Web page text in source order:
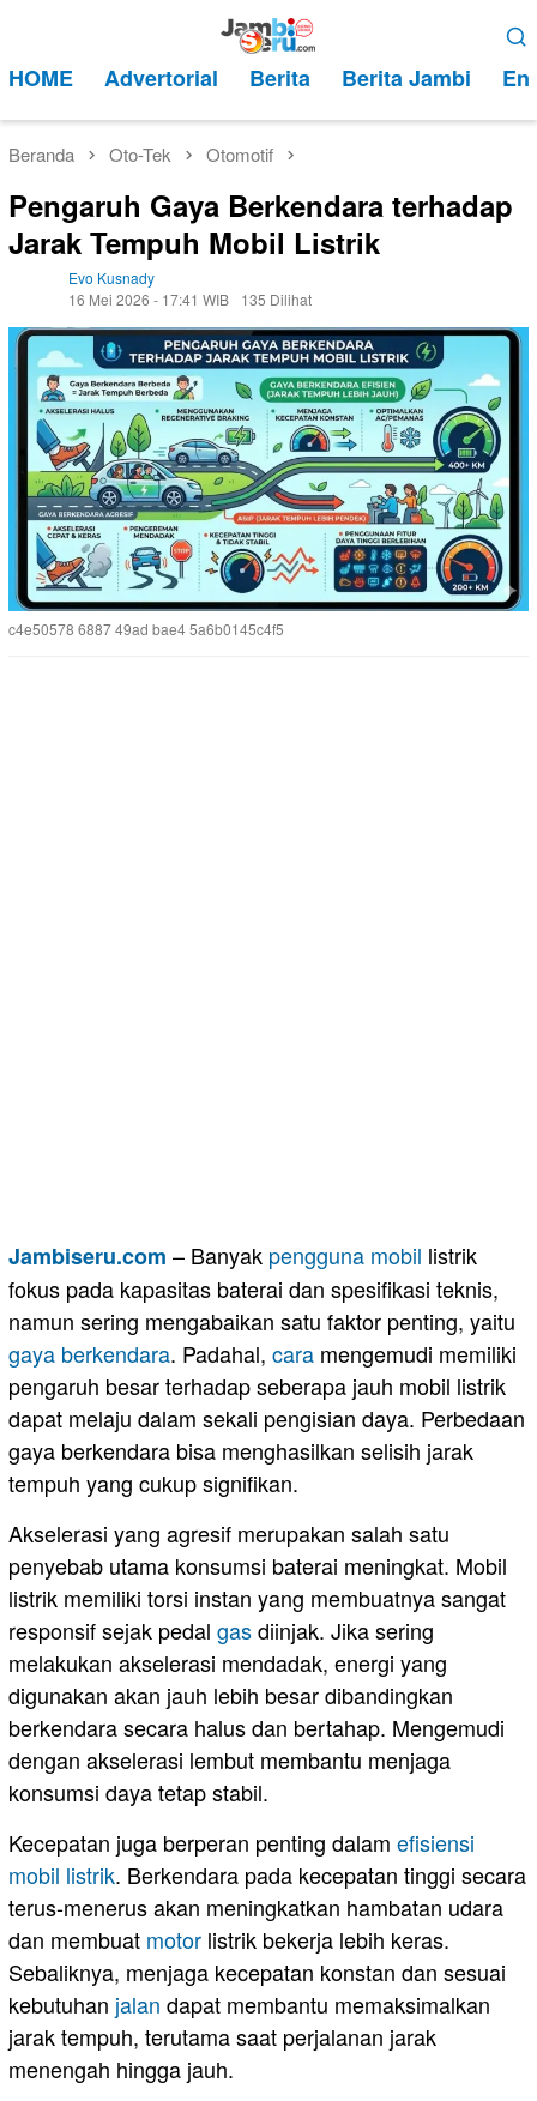
kontenMobile
HOME Advertorial Berita Berita Jambi
Beranda Oto-Tek Otomotif
Pengaruh Gaya Berkendara terhadap
Jarak Tempuh Mobil Listrik
Evo Kusnady
16 Mei 2026 - 17:41 WIB
135 Dilihat
c4e50578 6887 49ad bae4 5a6b0145c4f5
Jambiseru.com – Banyak pengguna mobil listrik
fokus pada kapasitas baterai dan spesifikasi teknis,
namun sering mengabaikan satu faktor penting, yaitu
gaya berkendara. Padahal, cara mengemudi memiliki
pengaruh besar terhadap seberapa jauh mobil listrik
dapat melaju dalam sekali pengisian daya. Perbedaan
gaya berkendara bisa menghasilkan selisih jarak
tempuh yang cukup signifikan.
Akselerasi yang agresif merupakan salah satu
penyebab utama konsumsi baterai meningkat. Mobil
listrik memiliki torsi instan yang membuatnya sangat
responsif sejak pedal gasdiinjak. Jika sering
melakukan akselerasi mendadak, energi yang
digunakan akan jauh lebih besar dibandingkan
berkendara secara halus dan bertahap. Mengemudi
dengan akselerasi lembut membantu menjaga
konsumsi daya tetap stabil.
Kecepatan juga berperan penting dalam efisiensi
mobil listrik. Berkendara pada kecepatan tinggi secara
terus-menerus akan meningkatkan hambatan udara
dan membuat motor listrik bekerja lebih keras.
Sebaliknya, menjaga kecepatan konstan dan sesuai
kebutuhan jalan dapat membantu memaksimalkan
jarak tempuh, terutama saat perjalanan jarak
menengah hingga jauh.